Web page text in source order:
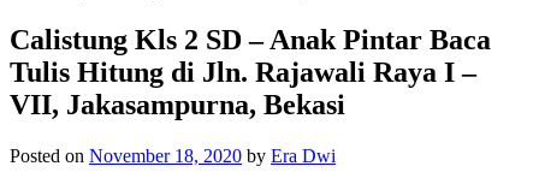
Calistung Kls 2 SD – Anak Pintar Baca
Tulis Hitung di Jln. Rajawali Raya I –
VII, Jakasampurna, Bekasi
Posted on November 18, 2020 by Era Dwi